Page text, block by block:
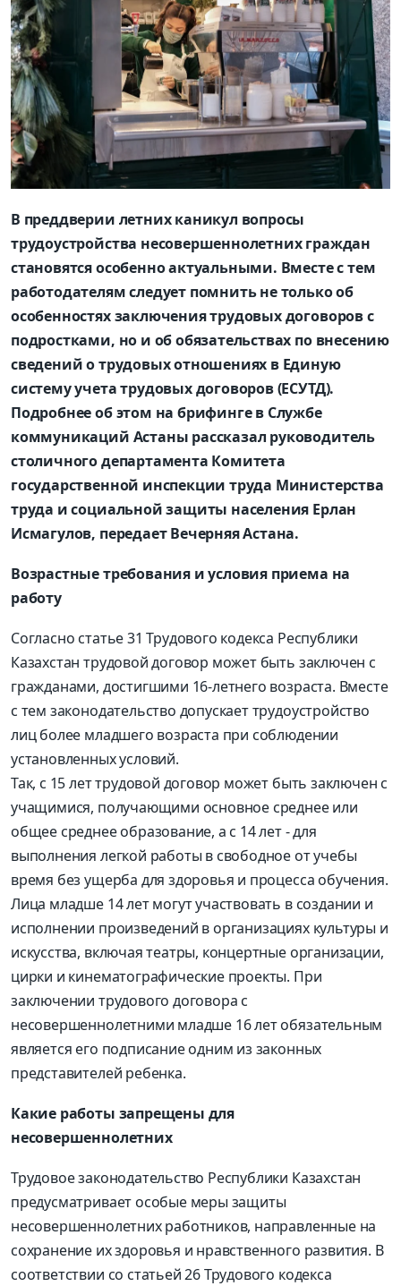
В преддверии летних каникул вопросы
трудоустройства несовершеннолетних граждан
становятся особенно актуальными. Вместе с тем
работодателям следует помнить не только об
особенностях заключения трудовых договоров с
подростками, но и об обязательствах по внесению
сведений о трудовых отношениях в Единую
систему учета трудовых договоров (ЕСУТД).
Подробнее об этом на брифинге в Службе
коммуникаций Астаны рассказал руководитель
столичного департамента Комитета
государственной инспекции труда Министерства
труда и социальной защиты населения Ерлан
Исмагулов, передает Вечерняя Астана.
Возрастные требования и условия приема на
работу
Согласно статье 31 Трудового кодекса Республики
Казахстан трудовой договор может быть заключен с
гражданами, достигшими 16-летнего возраста. Вместе
с тем законодательство допускает трудоустройство
лиц более младшего возраста при соблюдении
установленных условий.
Так, с 15 лет трудовой договор может быть заключен с
учащимися, получающими основное среднее или
общее среднее образование, а с 14 лет - для
выполнения легкой работы в свободное от учебы
время без ущерба для здоровья и процесса обучения.
Лица младше 14 лет могут участвовать в создании и
исполнении произведений в организациях культуры и
искусства, включая театры, концертные организации,
цирки и кинематографические проекты. При
заключении трудового договора с
несовершеннолетними младше 16 лет обязательным
является его подписание одним из законных
представителей ребенка.
Какие работы запрещены для
несовершеннолетних
Трудовое законодательство Республики Казахстан
предусматривает особые меры защиты
несовершеннолетних работников, направленные на
сохранение их здоровья и нравственного развития. В
соответствии со статьей 26 Трудового кодекса